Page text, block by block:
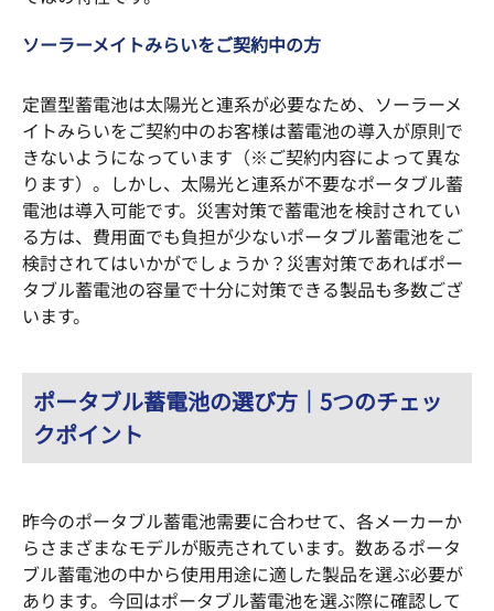
ソーラーメイトみらいをご契約中の方
定置型蓄電池は太陽光と連系が必要なため、ソーラーメ
イトみらいをご契約中のお客様は蓄電池の導入が原則で
きないようになっています（※ご契約内容によって異な
ります）。しかし、太陽光と連系が不要なポータブル蓄
電池は導入可能です。災害対策で蓄電池を検討されてい
る方は、費用面でも負担が少ないポータブル蓄電池をご
検討されてはいかがでしょうか？災害対策であればポー
タブル蓄電池の容量で十分に対策できる製品も多数ござ
います。
ポータブル蓄電池の選び方｜5つのチェッ
クポイント
昨今のポータブル蓄電池需要に合わせて、各メーカーか
らさまざまなモデルが販売されています。数あるポータ
ブル蓄電池の中から使用用途に適した製品を選ぶ必要が
あります。今回はポータブル蓄電池を選ぶ際に確認して